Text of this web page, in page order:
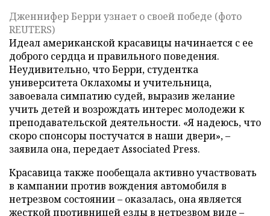
Дженнифер Берри узнает о своей победе (фото
REUTERS)
Идеал американской красавицы начинается с ее
доброго сердца и правильного поведения.
Неудивительно, что Берри, студентка
университета Оклахомы и учительница,
завоевала симпатию судей, выразив желание
учить детей и возрождать интерес молодежи к
преподавательской деятельности. «Я надеюсь, что
скоро спонсоры постучатся в наши двери», –
заявила она, передает Associated Press.
Красавица также пообещала активно участвовать
в кампании против вождения автомобиля в
нетрезвом состоянии – оказалась, она является
жесткой противницей езды в нетрезвом виде –